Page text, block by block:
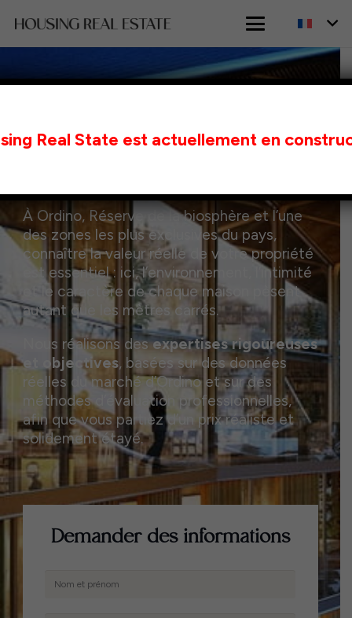
Expertise immobilière à
À Ordino, Réserve de la biosphère et l’une
des zones les plus exclusives du pays,
connaître la valeur réelle de votre propriété
est essentiel : ici, l’environnement, l’intimité
et le caractère de chaque maison pèsent
autant que les mètres carrés.
Nous réalisons desexpertises rigoureuses
et objectives, basées sur des données
réelles du marché d’Ordino et sur des
méthodes d’évaluation professionnelles,
afin que vous partiez d’un prix réaliste et
solidement étayé.
Demander des informations
Real State est actuellement en